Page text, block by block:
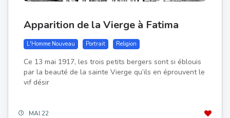
Apparition de la Vierge à Fatima
L'Homme Nouveau Portrait Religion
Ce 13 mai 1917, les trois petits bergers sont si éblouis
par la beauté de la sainte Vierge qu’ils en éprouvent le
vif désir
MAI 22